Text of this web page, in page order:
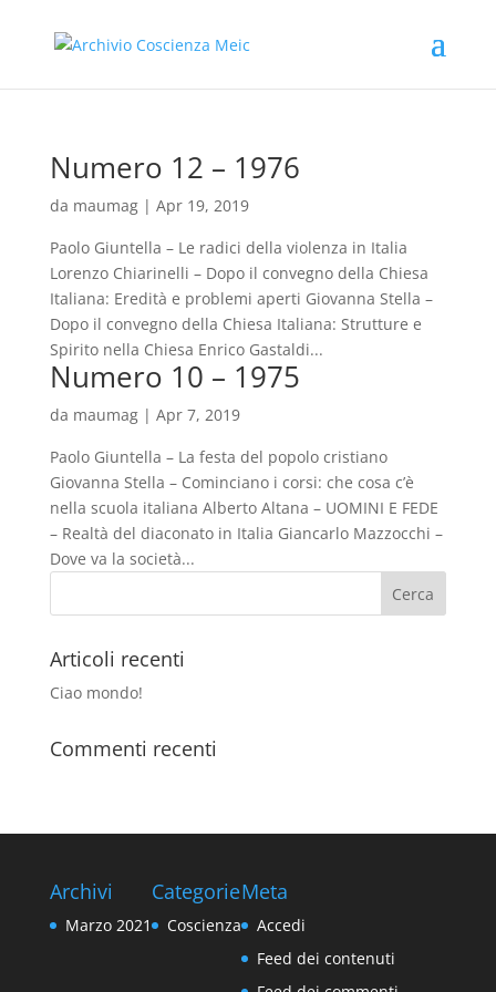
Numero 12 – 1976
da maumag| Apr 19, 2019
Paolo Giuntella – Le radici della violenza in Italia
Lorenzo Chiarinelli – Dopo il convegno della Chiesa
Italiana: Eredità e problemi aperti Giovanna Stella –
Dopo il convegno della Chiesa Italiana: Strutture e
Spirito nella Chiesa Enrico Gastaldi...
Numero 10 – 1975
da maumag| Apr 7, 2019
Paolo Giuntella – La festa del popolo cristiano
Giovanna Stella – Cominciano i corsi: che cosa c’è
nella scuola italiana Alberto Altana – UOMINI E FEDE
– Realtà del diaconato in Italia Giancarlo Mazzocchi –
Dove va la società...
Articoli recenti
Ciao mondo!
Commenti recenti
Archivi
Marzo 2021
Categorie
Coscienza
Meta
Accedi
Feed dei contenuti